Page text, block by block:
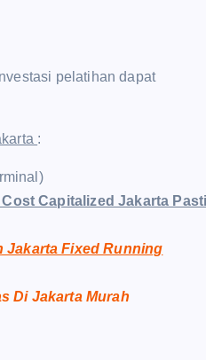
pelatihan dapat
:
Capitalized Jakarta Pasti
Jakarta Fixed Running
Di Jakarta Murah